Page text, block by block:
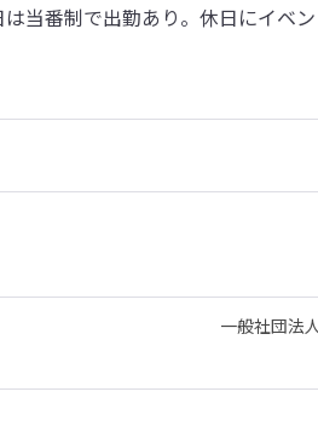
当番制で出勤あり。休日にイベ
一般社団法